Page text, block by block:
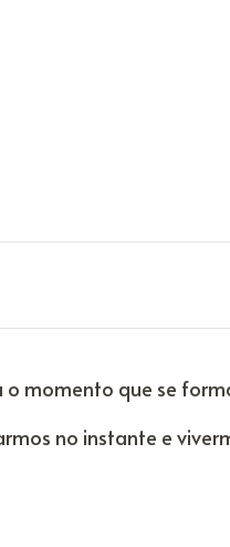
momento que se
no instante e